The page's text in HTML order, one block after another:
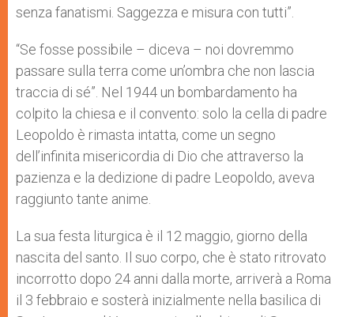
senza fanatismi. Saggezza e misura con tutti”.
“Se fosse possibile – diceva – noi dovremmo
passare sulla terra come un’ombra che non lascia
traccia di sé”. Nel 1944 un bombardamento ha
colpito la chiesa e il convento: solo la cella di padre
Leopoldo è rimasta intatta, come un segno
dell’infinita misericordia di Dio che attraverso la
pazienza e la dedizione di padre Leopoldo, aveva
raggiunto tante anime.
La sua festa liturgica è il 12 maggio, giorno della
nascita del santo. Il suo corpo, che è stato ritrovato
incorrotto dopo 24 anni dalla morte, arriverà a Roma
il 3 febbraio e sosterà inizialmente nella basilica di